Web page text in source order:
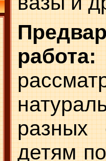
работа:
раз­ных
детям